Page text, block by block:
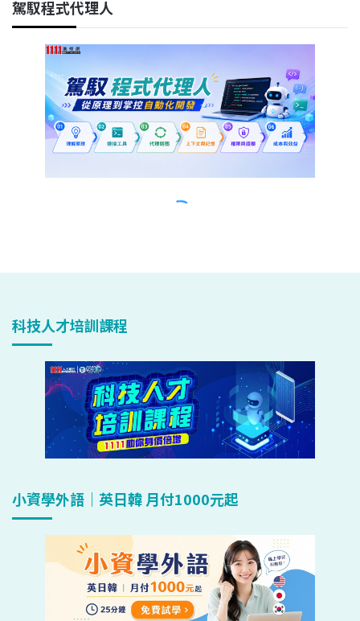
科技人才培訓課程
小資學外語｜英日韓 月付1000元起